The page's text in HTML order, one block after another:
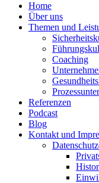
Home
Über uns
Themen und
Coaching
Referenzen
Podcast
Blog
Kontakt und